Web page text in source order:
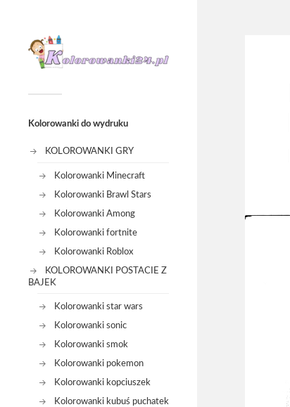
Kolorowanki do wydruku
KOLOROWANKI GRY
Kolorowanki Minecraft
Kolorowanki Brawl Stars
Kolorowanki Among
Kolorowanki fortnite
Kolorowanki Roblox
KOLOROWANKI POSTACIE Z
BAJEK
Kolorowanki star wars
Kolorowanki sonic
Kolorowanki smok
Kolorowanki pokemon
Kolorowanki kopciuszek
Kolorowanki kubuś puchatek